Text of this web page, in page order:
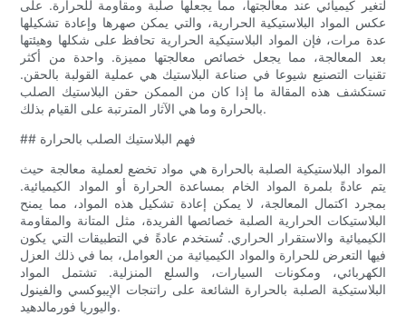
لتغير كيميائي عند معالجتها، مما يجعلها صلبة ومقاومة للحرارة. على
عكس المواد البلاستيكية الحرارية، والتي يمكن صهرها وإعادة تشكيلها
عدة مرات، فإن المواد البلاستيكية الحرارية تحافظ على شكلها وهيئتها
بعد المعالجة، مما يجعل خصائص معالجتها مميزة. واحدة من أكثر
تقنيات التصنيع شيوعا في صناعة البلاستيك هي عملية القولبة بالحقن.
تستكشف هذه المقالة ما إذا كان من الممكن حقن البلاستيك الصلب
بالحرارة وما هي الآثار المترتبة على القيام بذلك.
## فهم البلاستيك الصلب بالحرارة
المواد البلاستيكية الصلبة بالحرارة هي مواد تخضع لعملية معالجة حيث
يتم عادةً بلمرة المواد الخام بمساعدة الحرارة أو المواد الكيميائية.
بمجرد اكتمال المعالجة، لا يمكن إعادة تشكيل هذه المواد، مما يمنح
البلاستيكات الحرارية الصلبة خصائصها الفريدة، مثل المتانة والمقاومة
الكيميائية والاستقرار الحراري. تُستخدم عادةً في التطبيقات التي يكون
فيها التعرض للحرارة والمواد الكيميائية من العوامل، بما في ذلك العزل
الكهربائي، ومكونات السيارات، والسلع المنزلية. تشتمل المواد
البلاستيكية الصلبة بالحرارة الشائعة على راتنجات الإيبوكسي والفينول
واليوريا فورمالدهيد.